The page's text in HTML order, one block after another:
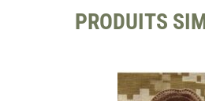
PRODUITS